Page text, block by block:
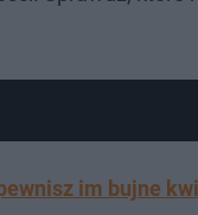
im bujne